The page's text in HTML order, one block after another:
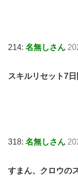
214: 名無しさん
スキルリセット7
318: 名無しさん
すまん、クロウの